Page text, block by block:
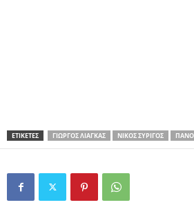
ΕΤΙΚΕΤΕΣ ΓΙΏΡΓΟΣ ΛΙΆΓΚΑΣ ΝΊΚΟΣ ΣΥΡΊΓΟΣ